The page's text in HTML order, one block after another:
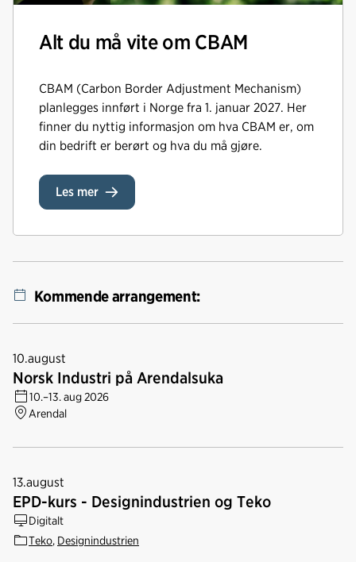
Alt du må vite om CBAM
CBAM (Carbon Border Adjustment Mechanism)
planlegges innført i Norge fra 1. januar 2027. Her
finner du nyttig informasjon om hva CBAM er, om
din bedrift er berørt og hva du må gjøre.
Les mer
Kommende arrangement:
10.august
Norsk Industri på Arendalsuka
10.–13. aug 2026
Arendal
13.august
EPD-kurs - Designindustrien og Teko
Digitalt
Teko, Designindustrien